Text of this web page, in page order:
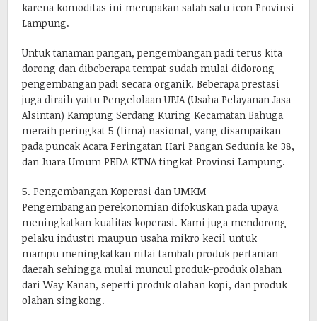
karena komoditas ini merupakan salah satu icon Provinsi
Lampung.
Untuk tanaman pangan, pengembangan padi terus kita
dorong dan dibeberapa tempat sudah mulai didorong
pengembangan padi secara organik. Beberapa prestasi
juga diraih yaitu Pengelolaan UPJA (Usaha Pelayanan Jasa
Alsintan) Kampung Serdang Kuring Kecamatan Bahuga
meraih peringkat 5 (lima) nasional, yang disampaikan
pada puncak Acara Peringatan Hari Pangan Sedunia ke 38,
dan Juara Umum PEDA KTNA tingkat Provinsi Lampung.
5. Pengembangan Koperasi dan UMKM
Pengembangan perekonomian difokuskan pada upaya
meningkatkan kualitas koperasi. Kami juga mendorong
pelaku industri maupun usaha mikro kecil untuk
mampu meningkatkan nilai tambah produk pertanian
daerah sehingga mulai muncul produk-produk olahan
dari Way Kanan, seperti produk olahan kopi, dan produk
olahan singkong.